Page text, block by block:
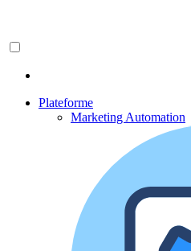
Plateforme
Marketing Automation